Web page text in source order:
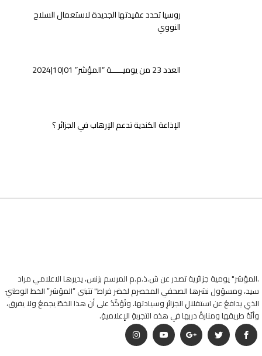
روسيا تحدد عقيدتها الجديدة لاستعمال السلاح
النووي
العدد 23 من يوميـــــة “المؤشر” 01|10|2024
الإذاعة الكندية تدعم الإرهاب في الجزائر ؟
.المؤشر" يومية جزائرية تصدر عن ش.ذ.م.م المرسم بزنس، يديرها الاعلامي مراد
سيد، ومسؤول نشرها الصحفي المخصرم لخضر فراط" تتبنى “المؤشر” الخط الوطنيّ
الذي يدافعُ عن استقلالِ الجزائرِ وسيادتها. وتُؤكّدُ على أن هذا الخطّ يجمعُ ولا يفرق،
وأنّهُ طريقها ومنارةُ دربها في هذه التجربةِ الإعلاميةِ.